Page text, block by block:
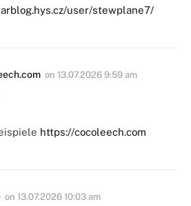
user/stewplane7/
on 13.07.2026 9:59 am
https://cocoleech.com
on 13.07.2026 10:03 am